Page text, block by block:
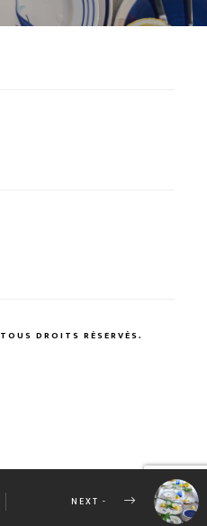
NEXT -
DROITS RÉSERVÉS.